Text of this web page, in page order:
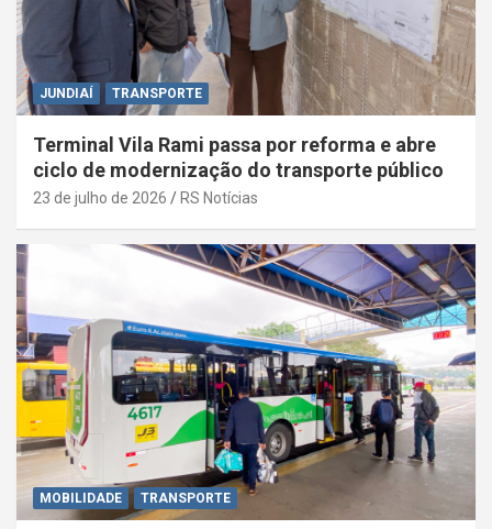
JUNDIAÍ TRANSPORTE
Terminal Vila Rami passa por reforma e abre
ciclo de modernização do transporte público
23 de julho de 2026 RS Notícias
MOBILIDADE TRANSPORTE